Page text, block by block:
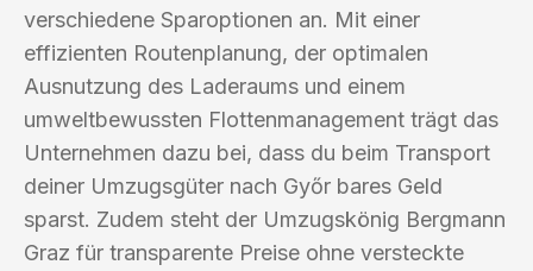
verschiedene Sparoptionen an. Mit einer
effizienten Routenplanung, der optimalen
Ausnutzung des Laderaums und einem
umweltbewussten Flottenmanagement trägt das
Unternehmen dazu bei, dass du beim Transport
deiner Umzugsgüter nach Győr bares Geld
sparst. Zudem steht der Umzugskönig Bergmann
Graz für transparente Preise ohne versteckte